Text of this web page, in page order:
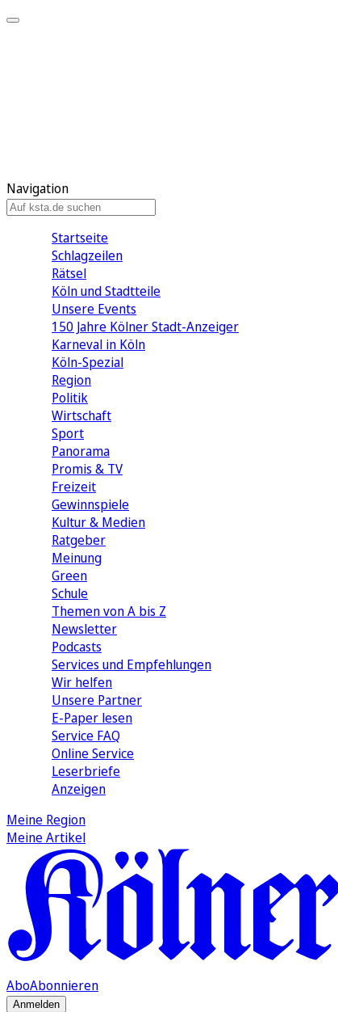
Navigation
Startseite
Schlagzeilen
Rätsel
Köln und Stadtteile
Unsere Events
150 Jahre Kölner Stadt-Anzeiger
Karneval in Köln
Köln-Spezial
Region
Politik
Wirtschaft
Sport
Panorama
Promis & TV
Freizeit
Gewinnspiele
Kultur & Medien
Ratgeber
Meinung
Green
Schule
Themen von A bis Z
Newsletter
Podcasts
Services und Empfehlungen
Wir helfen
Unsere Partner
E-Paper lesen
Service FAQ
Online Service
Leserbriefe
Anzeigen
Meine Region
Meine Artikel
AboAbonnieren
Anmelden